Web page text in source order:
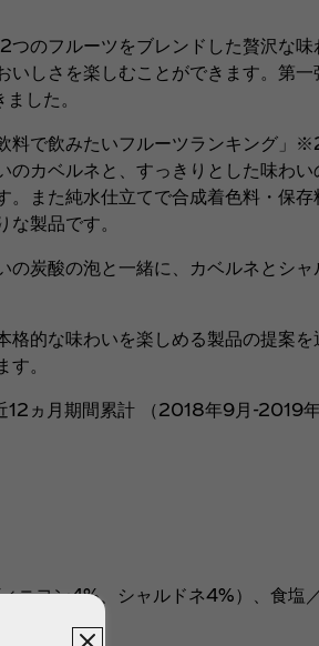
のフルーツをブレンドした贅沢な
しさを楽しむことができます。第
した。
で飲みたいフルーツランキング」
カベルネと、すっきりとした味わ
また純水仕立てで合成着色料・保
製品です。
炭酸の泡と一緒に、カベルネとシ
的な味わいを楽しめる製品の提案
。
12ヵ月期間累計 （2018年9月-2019
ニヨン4%、シャルドネ4%）、食塩